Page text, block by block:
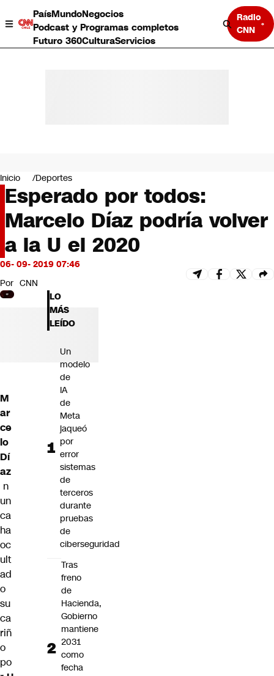
PaísMundoNegocios
Podcast y Programas completos
Futuro 360CulturaServicios
Radio
CNN
Negocios
Deportes
Programas completos
Cultura
Servicios
Bits
CNN tiempo
Futuro 360
Opinión
Inicio Deportes
Esperado por todos:
Marcelo Díaz podría volver
a la U el 2020
06- 09- 2019 07:46
Por CNN
M
ar
ce
lo
Dí
az
n
un
ca
ha
oc
ult
ad
o
su
ca
riñ
o
po
LO
MÁS
LEÍDO
Un
modelo
de
IA
de
Meta
jaqueó
por
error
sistemas
de
terceros
durante
pruebas
de
ciberseguridad
Tras
freno
de
Hacienda,
Gobierno
mantiene
2031
como
fecha